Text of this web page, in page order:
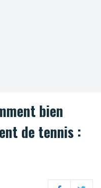
bien
de tennis :